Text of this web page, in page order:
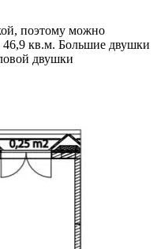
поэтому можно
46,9 кв.м. Большие двушки
двушки